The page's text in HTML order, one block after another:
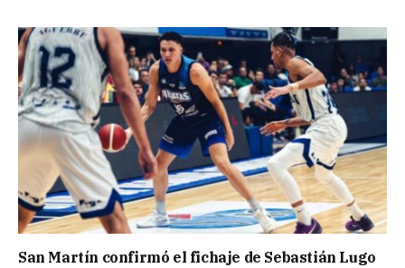
San Martín confirmó el fichaje de Sebastián Lugo